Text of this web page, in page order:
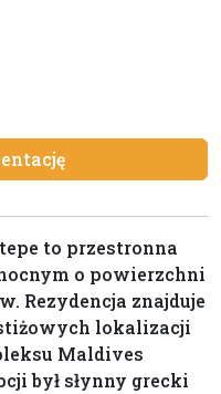
to przestronna
o powierzchni
Rezydencja znajduje
lokalizacji
Maldives
był słynny grecki